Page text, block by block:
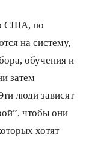
США, по
на систему,
обучения и
затем
люди зависят
чтобы они
хотят